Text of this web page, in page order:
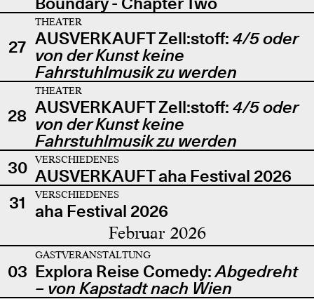
27
THEATER
AUSVERKAUFT Zell:stoff: 4/5 oder
von der Kunst keine
Fahrstuhlmusik zu werden
28
THEATER
AUSVERKAUFT Zell:stoff: 4/5 oder
von der Kunst keine
Fahrstuhlmusik zu werden
30
VERSCHIEDENES
AUSVERKAUFT aha Festival 2026
31
VERSCHIEDENES
aha Festival 2026
Februar 2026
03
GASTVERANSTALTUNG
Explora Reise Comedy:Abgedreht
– von Kapstadt nach Wien